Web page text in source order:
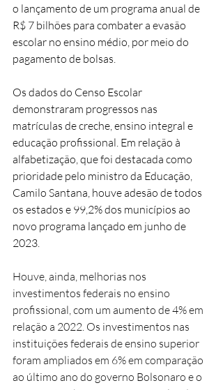
o lançamento de um programa anual de
R$ 7 bilhões para combater a evasão
escolar no ensino médio, por meio do
pagamento de bolsas.
Os dados do Censo Escolar
demonstraram progressos nas
matrículas de creche, ensino integral e
educação profissional. Em relação à
alfabetização, que foi destacada como
prioridade pelo ministro da Educação,
Camilo Santana, houve adesão de todos
os estados e 99,2% dos municípios ao
novo programa lançado em junho de
2023.
Houve, ainda, melhorias nos
investimentos federais no ensino
profissional, com um aumento de 4% em
relação a 2022. Os investimentos nas
instituições federais de ensino superior
foram ampliados em 6% em comparação
ao último ano do governo Bolsonaro e o